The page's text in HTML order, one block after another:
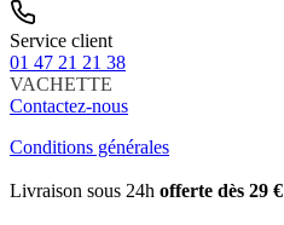
Service client
01 47 21 21 38
VACHETTE
Contactez-nous
Conditions générales
Livraison sous 24h offerte dès 29 €